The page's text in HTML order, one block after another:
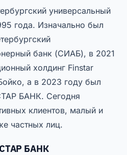
универсальный
года. Изначально был
банк (СИАБ), в 2021
холдинг Finstar
а в 2023 году был
БАНК. Сегодня
клиентов, малый и
частных лиц.
БАНК